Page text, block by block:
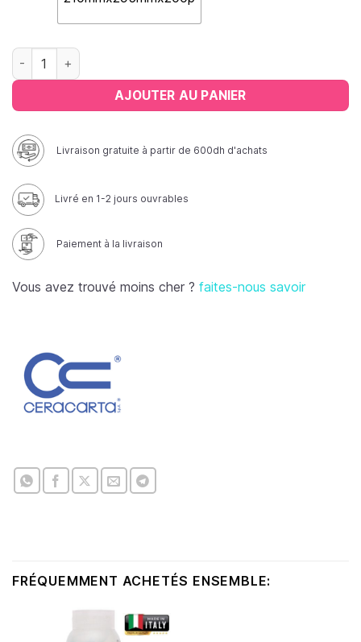
quantité de Papier ECG Liasse
AJOUTER AU PANIER
Livraison gratuite à partir de 600dh d'achats
Livré en 1-2 jours ouvrables
Paiement à la livraison
Vous avez trouvé moins cher ? faites-nous savoir
FRÉQUEMMENT ACHETÉS ENSEMBLE: